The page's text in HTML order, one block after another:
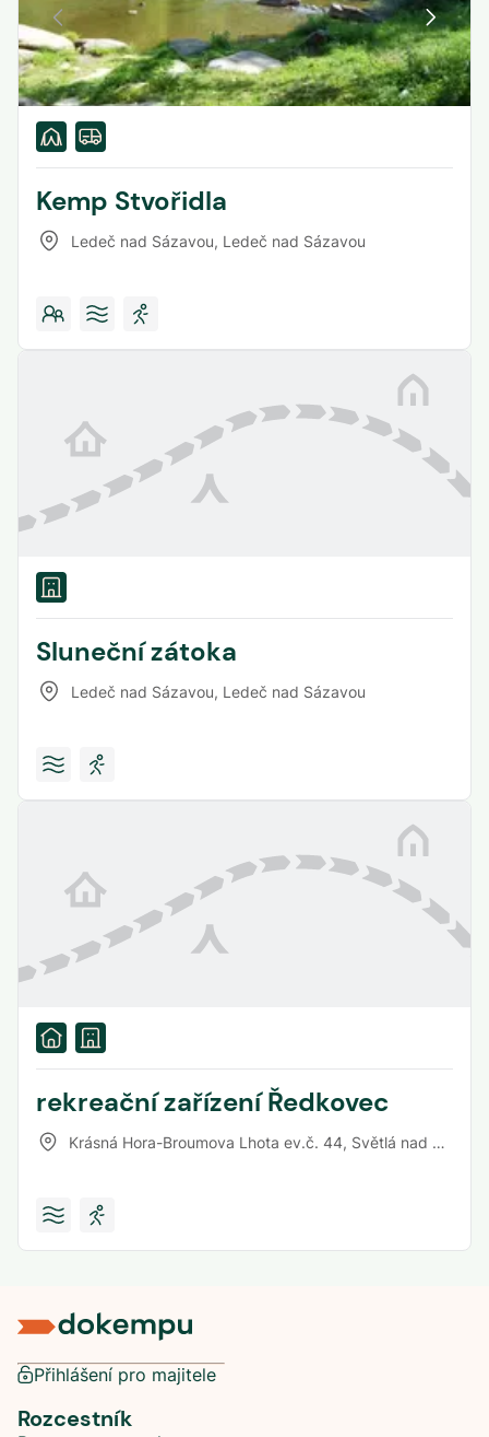
Kemp Stvořidla
Ledeč nad Sázavou, Ledeč nad Sázavou
Sluneční zátoka
Ledeč nad Sázavou, Ledeč nad Sázavou
rekreační zařízení Ředkovec
Krásná Hora-Broumova Lhota ev.č. 44, Světlá nad Sázavou
Přihlášení pro majitele
Rozcestník